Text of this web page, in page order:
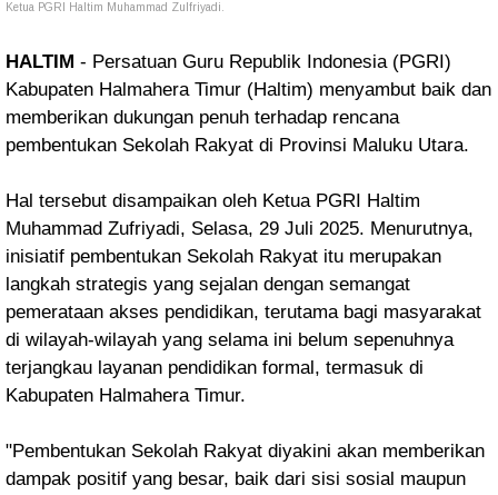
Ketua PGRI Haltim Muhammad Zulfriyadi.
HALTIM - Persatuan Guru Republik Indonesia (PGRI)
Kabupaten Halmahera Timur (Haltim) menyambut baik dan
memberikan dukungan penuh terhadap rencana
pembentukan Sekolah Rakyat di Provinsi Maluku Utara.
Hal tersebut disampaikan oleh Ketua PGRI Haltim
Muhammad Zufriyadi, Selasa, 29 Juli 2025. Menurutnya,
inisiatif pembentukan Sekolah Rakyat itu merupakan
langkah strategis yang sejalan dengan semangat
pemerataan akses pendidikan, terutama bagi masyarakat
di wilayah-wilayah yang selama ini belum sepenuhnya
terjangkau layanan pendidikan formal, termasuk di
Kabupaten Halmahera Timur.
"Pembentukan Sekolah Rakyat diyakini akan memberikan
dampak positif yang besar, baik dari sisi sosial maupun